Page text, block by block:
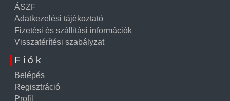
ÁSZF
Adatkezelési tájékoztató
Fizetési és szállítási információk
Visszatérítési szabályzat
Fiók
Belépés
Regisztráció
Profil